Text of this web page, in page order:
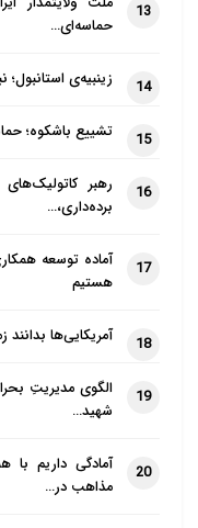
13
حماسه‌ای…
14 زینبیه‌ی
15 تشییع باشکوه؛
16
رهبر
برده‌داری،…
17
آماده توسعه
هستیم
18 آمریکایی‌ها
19
الگوی مدیریتِ
شهید…
20
آمادگی داریم
مذاهب در…